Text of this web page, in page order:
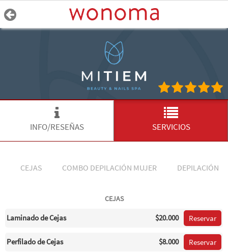
INFO/RESEÑAS SERVICIOS
CEJAS COMBO DEPILACIÓN MUJER DEPILACIÓN
CEJAS
Laminado de Cejas $20.000 Reservar
Perfilado de Cejas $8.000 Reservar